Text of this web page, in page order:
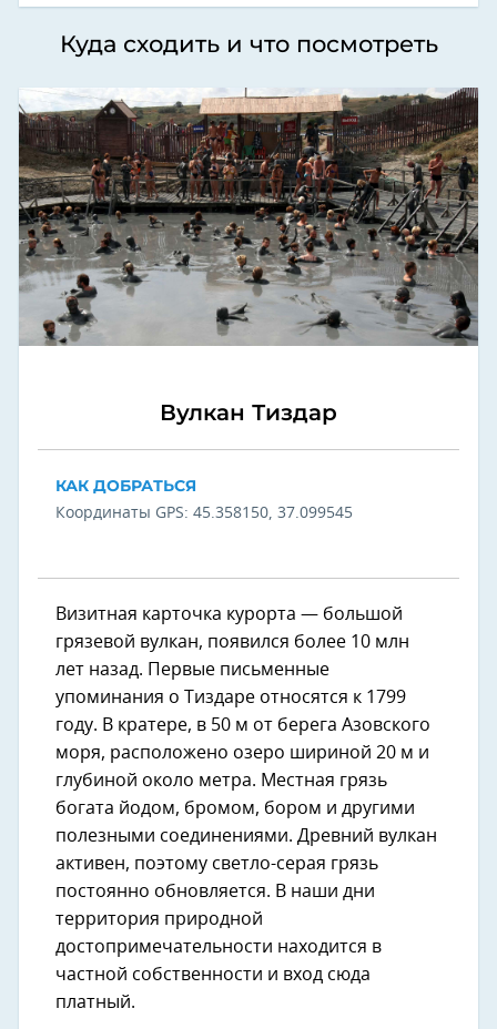
Куда сходить и что посмотреть
Вулкан Тиздар
КАК ДОБРАТЬСЯ
Координаты GPS: 45.358150, 37.099545
Визитная карточка курорта — большой
грязевой вулкан, появился более 10 млн
лет назад. Первые письменные
упоминания о Тиздаре относятся к 1799
году. В кратере, в 50 м от берега Азовского
моря, расположено озеро шириной 20 м и
глубиной около метра. Местная грязь
богата йодом, бромом, бором и другими
полезными соединениями. Древний вулкан
активен, поэтому светло-серая грязь
постоянно обновляется. В наши дни
территория природной
достопримечательности находится в
частной собственности и вход сюда
платный.